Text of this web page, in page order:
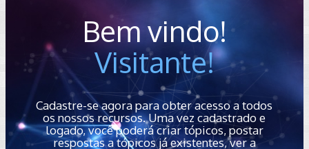
Bem vindo!
Visitante!
Cadastre-se agora para obter acesso a todos
os nossos recursos. Uma vez cadastrado e
logado, você poderá criar tópicos, postar
respostas a tópicos já existentes, ver a